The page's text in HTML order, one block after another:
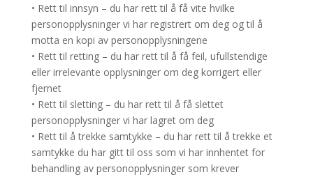
• Rett til innsyn – du har rett til å få vite hvilke
personopplysninger vi har registrert om deg og til å
motta en kopi av personopplysningene
• Rett til retting – du har rett til å få feil, ufullstendige
eller irrelevante opplysninger om deg korrigert eller
fjernet
• Rett til sletting – du har rett til å få slettet
personopplysninger vi har lagret om deg
• Rett til å trekke samtykke – du har rett til å trekke et
samtykke du har gitt til oss som vi har innhentet for
behandling av personopplysninger som krever